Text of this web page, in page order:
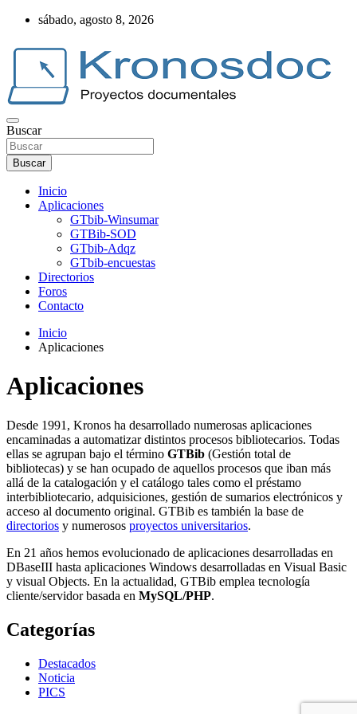
Saltar
contenido
sábado, agosto 8, 2026
Web Kronosdoc
Buscar
Buscar
Inicio
Aplicaciones
GTbib-Winsumar
GTBib-SOD
GTbib-Adqz
GTbib-encuestas
Directorios
Foros
Contacto
Inicio
Aplicaciones
Aplicaciones
Desde 1991, Kronos ha desarrollado numerosas aplicaciones
encaminadas a automatizar distintos procesos bibliotecarios. Todas
ellas se agrupan bajo el término GTBib (Gestión total de
bibliotecas) y se han ocupado de aquellos procesos que iban más
allá de la catalogación y el catálogo tales como el préstamo
interbibliotecario, adquisiciones, gestión de sumarios electrónicos y
acceso al documento original. GTBib es también la base de
directorios y numerosos proyectos universitarios.
En 21 años hemos evolucionado de aplicaciones desarrolladas en
DBaseIII hasta aplicaciones Windows desarrolladas en Visual Basic
y visual Objects. En la actualidad, GTBib emplea tecnología
cliente/servidor basada en MySQL/PHP.
Categorías
Destacados
Noticia
PICS